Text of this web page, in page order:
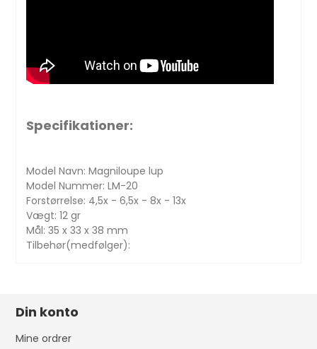
Specifikationer:
Model Navn: Magniloupe lup
Model Nummer: LM-20
Forstørrelse: 4,5x - 6,5x - 8x - 13x
Vægt: 12 gr
Mål: 35 x 33 x 38 mm
Tilbehør(medfølger):
Din konto
Mine ordrer